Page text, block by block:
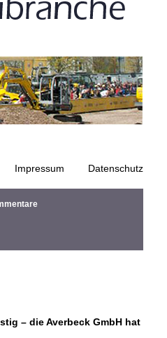
Impressum Datenschutz
– die Averbeck GmbH hat